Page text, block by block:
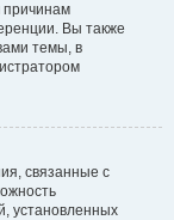
причинам
Вы также
темы, в
связанные с
установленных